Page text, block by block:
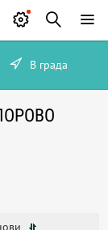
В града